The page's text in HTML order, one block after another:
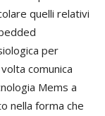
quelli relativi
per
comunica
Mems a
nella forma che